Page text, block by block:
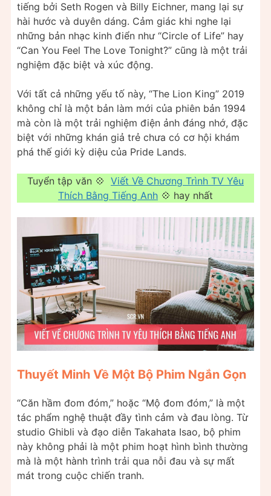
tiếng bởi Seth Rogen và Billy Eichner, mang lại sự
hài hước và duyên dáng. Cảm giác khi nghe lại
những bản nhạc kinh điển như “Circle of Life” hay
“Can You Feel The Love Tonight?” cũng là một trải
nghiệm đặc biệt và xúc động.
Với tất cả những yếu tố này, “The Lion King” 2019
không chỉ là một bản làm mới của phiên bản 1994
mà còn là một trải nghiệm điện ảnh đáng nhớ, đặc
biệt với những khán giả trẻ chưa có cơ hội khám
phá thế giới kỳ diệu của Pride Lands.
Tuyển tập văn 💠 Viết Về Chương Trình TV Yêu
Thích Bằng Tiếng Anh 💠 hay nhất
Thuyết Minh Về Một Bộ Phim Ngắn Gọn
“Căn hầm đom đóm,” hoặc “Mộ đom đóm,” là một
tác phẩm nghệ thuật đầy tình cảm và đau lòng. Từ
studio Ghibli và đạo diễn Takahata Isao, bộ phim
này không phải là một phim hoạt hình bình thường
mà là một hành trình trải qua nỗi đau và sự mất
mát trong cuộc chiến tranh.